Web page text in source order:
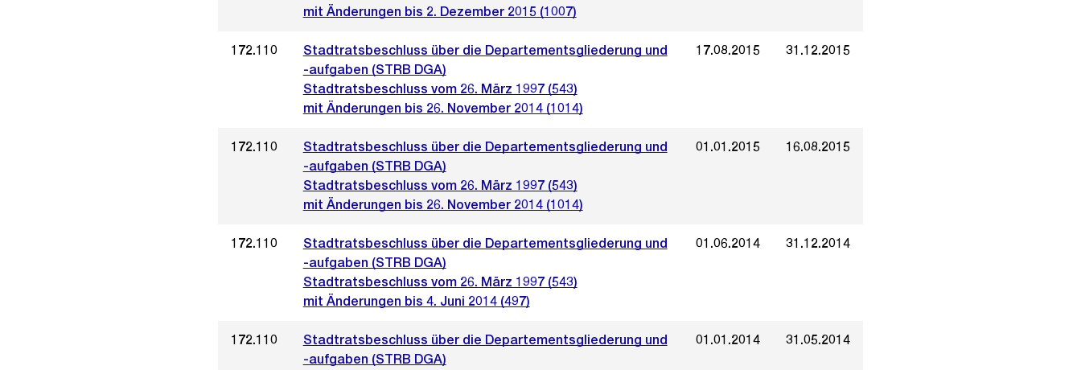
mit Änderungen bis 2. Dezember 2015 (1007)
172.110
Stadtratsbeschluss über die Departementsgliederung und
-aufgaben (STRB DGA)
Stadtratsbeschluss vom 26. März 1997 (543)
mit Änderungen bis 26. November 2014 (1014)
17.08.2015 31.12.2015
172.110
Stadtratsbeschluss über die Departementsgliederung und
-aufgaben (STRB DGA)
Stadtratsbeschluss vom 26. März 1997 (543)
mit Änderungen bis 26. November 2014 (1014)
01.01.2015 16.08.2015
172.110
Stadtratsbeschluss über die Departementsgliederung und
-aufgaben (STRB DGA)
Stadtratsbeschluss vom 26. März 1997 (543)
mit Änderungen bis 4. Juni 2014 (497)
01.06.2014 31.12.2014
172.110
Stadtratsbeschluss über die Departementsgliederung und
-aufgaben (STRB DGA)
01.01.2014 31.05.2014